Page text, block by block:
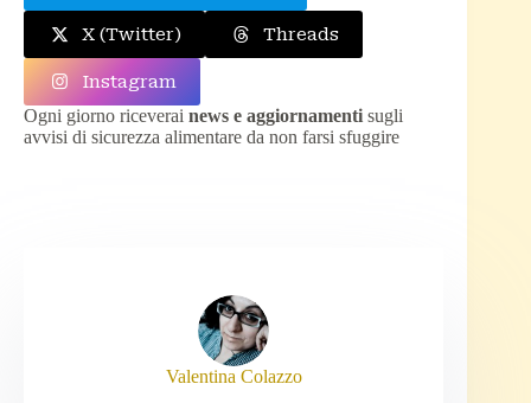
X (Twitter) Threads
Instagram
Ogni giorno riceverai news e aggiornamenti sugli
avvisi di sicurezza alimentare da non farsi sfuggire
Valentina Colazzo